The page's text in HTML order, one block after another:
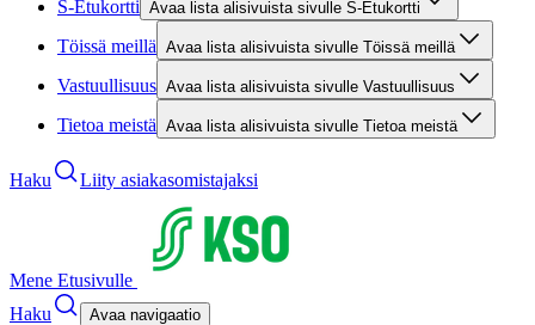
S-Etukortti Avaa lista alisivuista sivulle S-Etukortti
Töissä meillä Avaa lista alisivuista sivulle Töissä meillä
Vastuullisuus Avaa lista alisivuista sivulle Vastuullisuus
Tietoa meistä Avaa lista alisivuista sivulle Tietoa meistä
Haku Liity asiakasomistajaksi
Mene Etusivulle
Haku
Avaa navigaatio